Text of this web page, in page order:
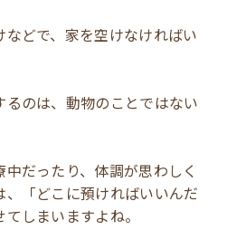
どで、家を空けなければい
のは、動物のことではない
だったり、体調が思わしく
「どこに預ければいいんだ
しまいますよね。